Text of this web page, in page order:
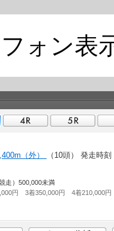
ォン表
（外） （10頭） 発走時刻
走）500,000未満
円 3着350,000円 4着210,000円